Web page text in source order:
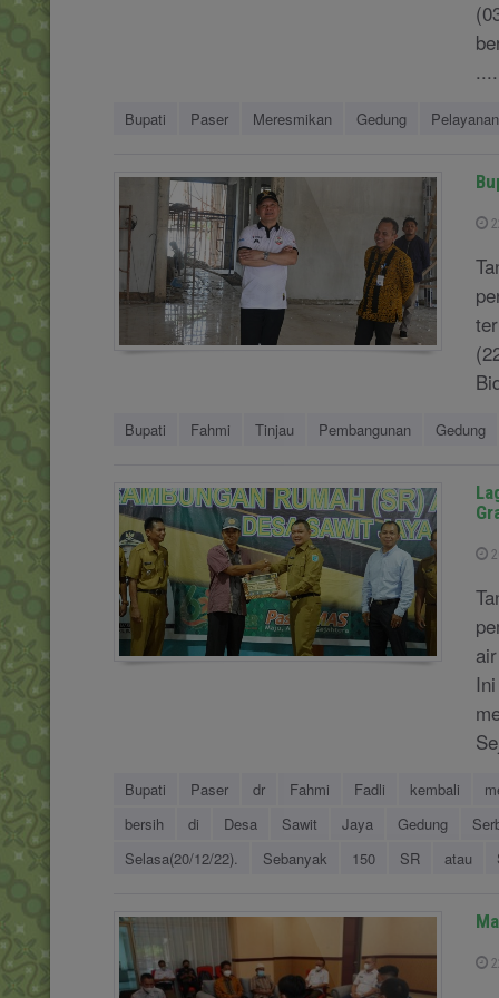
....
Bupati Paser Meresmikan Gedung Pelayanan
Bupati Fahmi Tinjau Pembangunan Gedung
Bupati Paser dr Fahmi Fadli kembali
bersih
di Desa Sawit Jaya Gedung
Selasa(20/12/22).
Sebanyak 150 SR atau